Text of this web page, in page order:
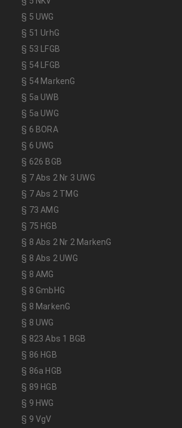
§ 5 UWG
§ 51 UrhG
§ 53 LFGB
§ 54 LFGB
§ 54 MarkenG
§ 5a UWB
§ 5a UWG
§ 6 BORA
§ 6 UWG
§ 626 BGB
§ 7 Abs 2 Nr 3 UWG
§ 7 Abs 2 TMG
§ 73 AMG
§ 75 HGB
§ 8 Abs 2 Nr 2 MarkenG
§ 8 Abs 2 UWG
§ 8 AMG
§ 8 GmbHG
§ 8 MarkenG
§ 8 UWG
§ 823 Abs 1 BGB
§ 86 HGB
§ 86a HGB
§ 89 HGB
§ 9 HWG
§ 9 VgV